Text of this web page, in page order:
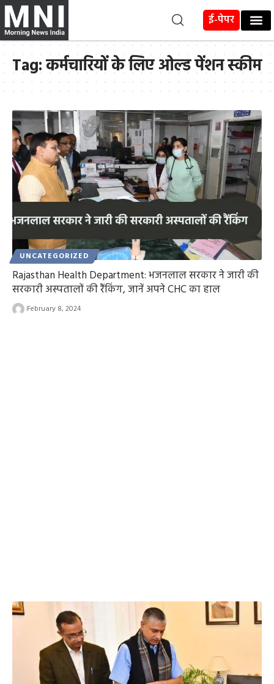
ई-पेपर
Tag:कर्मचारियों के लिए ओल्ड पेंशन स्कीम
UNCATEGORIZED
Rajasthan Health Department: भजनलाल सरकार ने जारी की
सरकारी अस्पतालों की रैंकिंग, जानें अपने CHC का हाल
February 8, 2024